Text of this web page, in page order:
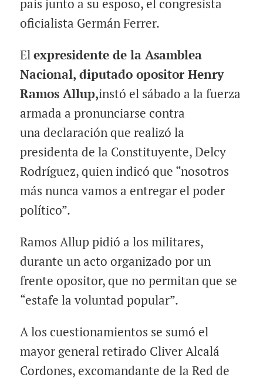
país junto a su esposo, el congresista
oficialista Germán Ferrer.
Elexpresidente de la Asamblea
Nacional, diputado opositor Henry
Ramos Allup,instó el sábado a la fuerza
armada a pronunciarse contra
una declaración que realizó la
presidenta de la Constituyente, Delcy
Rodríguez, quien indicó que “nosotros
más nunca vamos aentregarel poder
político”.
Ramos Allup pidió a los militares,
durante un acto organizado por un
frente opositor, que no permitan que se
“estafe la voluntad popular”.
A los cuestionamientos se sumó el
mayor general retirado Cliver Alcalá
Cordones, excomandante de la Red de